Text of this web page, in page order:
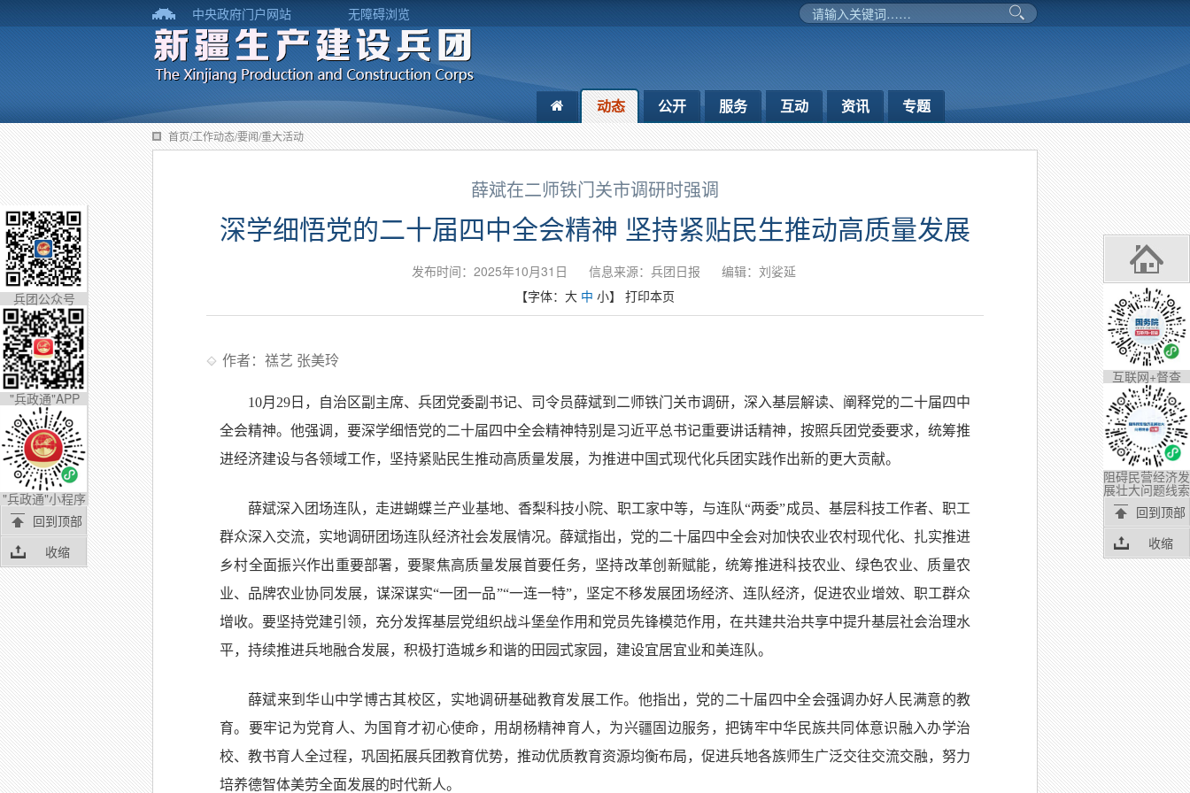
中央政府门户网站 无障碍浏览
动态 公开 服务 互动 资讯 专题
首页/工作动态/要闻/重大活动
薛斌在二师铁门关市调研时强调
深学细悟党的二十届四中全会精神 坚持紧贴民生推动高质量发展
发布时间：2025年10月31日 信息来源：兵团日报
编辑：刘娑延
【字体： 大 中 小】 打印本页
作者：禚艺 张美玲
10月29日，自治区副主席、兵团党委副书记、司令员薛斌到二师铁门关市调研，深入基层解读、阐释党的二十届四中
全会精神。他强调，要深学细悟党的二十届四中全会精神特别是习近平总书记重要讲话精神，按照兵团党委要求，统筹推
进经济建设与各领域工作，坚持紧贴民生推动高质量发展，为推进中国式现代化兵团实践作出新的更大贡献。
薛斌深入团场连队，走进蝴蝶兰产业基地、香梨科技小院、职工家中等，与连队“两委”成员、基层科技工作者、职工
群众深入交流，实地调研团场连队经济社会发展情况。薛斌指出，党的二十届四中全会对加快农业农村现代化、扎实推进
乡村全面振兴作出重要部署，要聚焦高质量发展首要任务，坚持改革创新赋能，统筹推进科技农业、绿色农业、质量农
业、品牌农业协同发展，谋深谋实“一团一品”“一连一特”，坚定不移发展团场经济、连队经济，促进农业增效、职工群众
增收。要坚持党建引领，充分发挥基层党组织战斗堡垒作用和党员先锋模范作用，在共建共治共享中提升基层社会治理水
平，持续推进兵地融合发展，积极打造城乡和谐的田园式家园，建设宜居宜业和美连队。
薛斌来到华山中学博古其校区，实地调研基础教育发展工作。他指出，党的二十届四中全会强调办好人民满意的教
育。要牢记为党育人、为国育才初心使命，用胡杨精神育人，为兴疆固边服务，把铸牢中华民族共同体意识融入办学治
校、教书育人全过程，巩固拓展兵团教育优势，推动优质教育资源均衡布局，促进兵地各族师生广泛交往交流交融，努力
培养德智体美劳全面发展的时代新人。
互联网+督查
阻碍民营经济发
展壮大问题线索
回到顶部
收缩
兵团公众号
"兵政通"APP
"兵政通"小程序
回到顶部
收缩